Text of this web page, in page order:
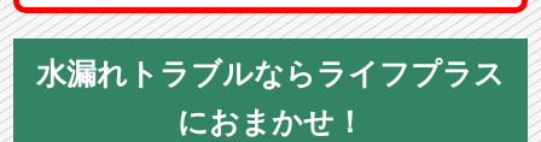
水漏れトラブルならライフプラス
におまかせ！